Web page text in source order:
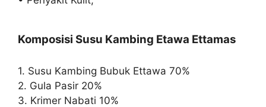
Komposisi Susu Kambing Etawa Ettamas
1. Susu Kambing Bubuk Ettawa 70%
2. Gula Pasir 20%
3. Krimer Nabati 10%